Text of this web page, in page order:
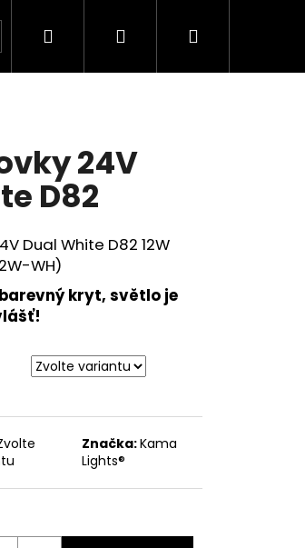
Hledat PřihlášeníNákupní
24V
D82
Dual White D82 12W
WH)
kryt, světlo je
Značka:Kama
Lights®